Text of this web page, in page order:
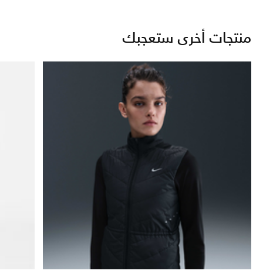
منتجات أخرى ستعجبك